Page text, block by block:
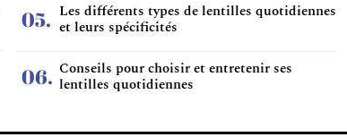
Les différents types de lentilles quotidiennes
et leurs spécificités
Conseils pour choisir et entretenir ses
lentilles quotidiennes